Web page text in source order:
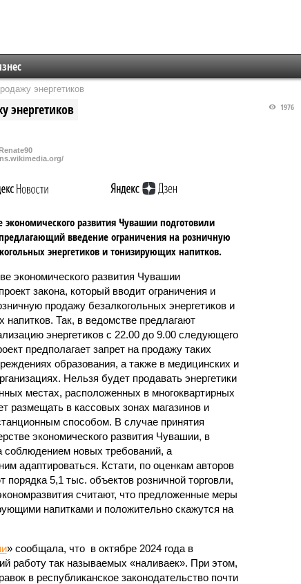
энергетиков
энергетиков 1976
экономического развития Чувашии подготовили
введение ограничения на розничную
энергетиков и тонизирующих напитков.
экономического развития Чувашии
закона, который вводит ограничения и
продажу безалкогольных энергетиков и
напитков. Так, в ведомстве предлагают
энергетиков с 22.00 до 9.00 следующего
предполагает запрет на продажу таких
образования, а также в медицинских и
Нельзя будет продавать энергетики
местах, расположенных в многоквартирных
размещать в кассовых зонах магазинов и
способом. В случае принятия
экономического развития Чувашии, в
соблюдением новых требований, а
адаптироваться. Кстати, по оценкам авторов
порядка 5,1 тыс. объектов розничной торговли,
считают, что предложенные меры
напитками и положительно скажутся на
» сообщала, что в октябре 2024 года в
работу так называемых «наливаек». При этом,
в республиканское законодательство почти